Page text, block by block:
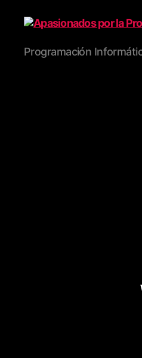
Apasionados
por
Programación